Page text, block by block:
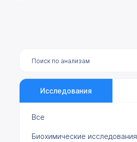
Исследования
Все
Биохимические исследования